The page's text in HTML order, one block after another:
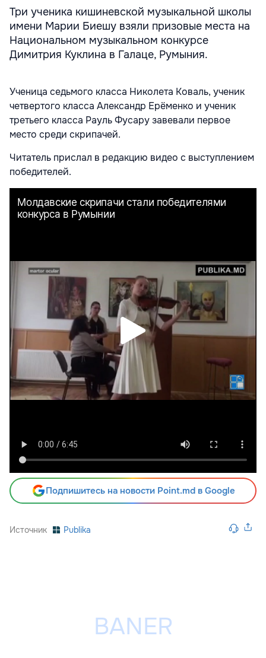
Три ученика кишиневской музыкальной школы
имени Марии Биешу взяли призовые места на
Национальном музыкальном конкурсе
Димитрия Куклина в Галаце, Румыния.
Ученица седьмого класса Николета Коваль, ученик
четвертого класса Александр Ерёменко и ученик
третьего класса Рауль Фусару завевали первое
место среди скрипачей.
Читатель прислал в редакцию видео с выступлением
победителей.
Подпишитесь на новости Point.md в Google
Источник Publika